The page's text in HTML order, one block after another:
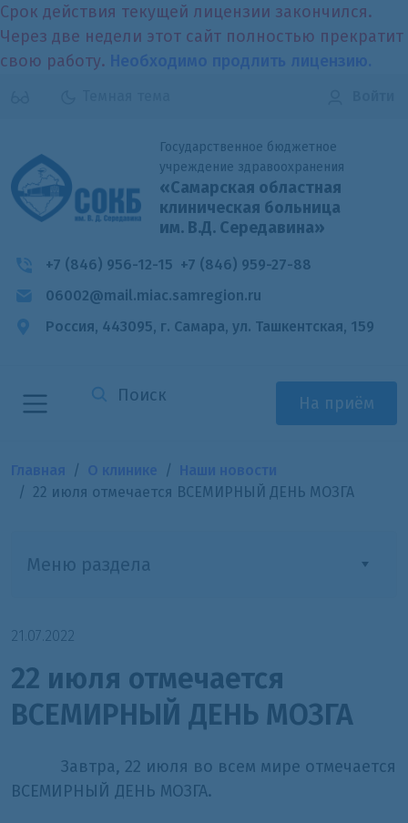
Срок действия текущей лицензии закончился.
Через две недели этот сайт полностью прекратит
свою работу.
Государственное бюджетное
учреждение здравоохранения
«Самарская областная
клиническая больница
им. В.Д. Середавина»
+7 (846) 956-12-15 +7 (846) 959-27-88
06002@mail.miac.samregion.ru
Россия, 443095, г. Самара, ул. Ташкентская, 159
На приём
22 июля отмечается ВСЕМИРНЫЙ ДЕНЬ МОЗГА
Меню раздела
21.07.2022
22 июля отмечается
ВСЕМИРНЫЙ ДЕНЬ МОЗГА
Завтра, 22 июля во всем мире отмечается
ВСЕМИРНЫЙ ДЕНЬ МОЗГА.